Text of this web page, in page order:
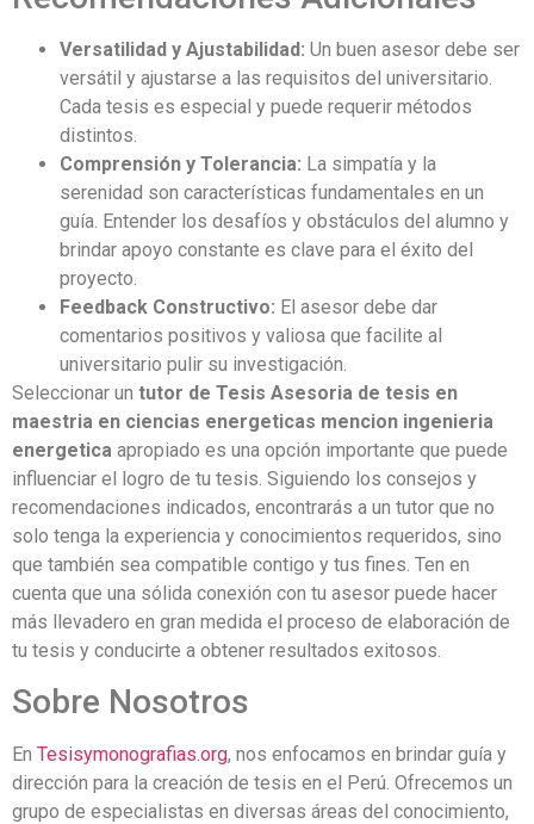
Versatilidad y Ajustabilidad: Un buen asesor debe ser
versátil y ajustarse a las requisitos del universitario.
Cada tesis es especial y puede requerir métodos
distintos.
Comprensión y Tolerancia: La simpatía y la
serenidad son características fundamentales en un
guía. Entender los desafíos y obstáculos del alumno y
brindar apoyo constante es clave para el éxito del
proyecto.
Feedback Constructivo: El asesor debe dar
comentarios positivos y valiosa que facilite al
universitario pulir su investigación.
Seleccionar un tutor de Tesis Asesoria de tesis en
maestria en ciencias energeticas mencion ingenieria
energetica apropiado es una opción importante que puede
influenciar el logro de tu tesis. Siguiendo los consejos y
recomendaciones indicados, encontrarás a un tutor que no
solo tenga la experiencia y conocimientos requeridos, sino
que también sea compatible contigo y tus fines. Ten en
cuenta que una sólida conexión con tu asesor puede hacer
más llevadero en gran medida el proceso de elaboración de
tu tesis y conducirte a obtener resultados exitosos.
Sobre Nosotros
En Tesisymonografias.org, nos enfocamos en brindar guía y
dirección para la creación de tesis en el Perú. Ofrecemos un
grupo de especialistas en diversas áreas del conocimiento,